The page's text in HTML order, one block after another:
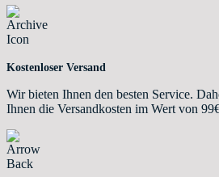
Kostenloser Versand
Wir bieten Ihnen den besten Service.
Ihnen die Versandkosten im Wert von